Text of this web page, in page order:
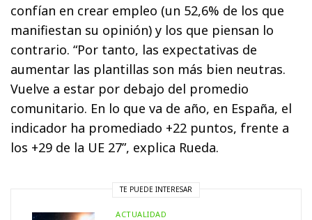
confían en crear empleo (un 52,6% de los que
manifiestan su opinión) y los que piensan lo
contrario. “Por tanto, las expectativas de
aumentar las plantillas son más bien neutras.
Vuelve a estar por debajo del promedio
comunitario. En lo que va de año, en España, el
indicador ha promediado +22 puntos, frente a
los +29 de la UE 27”, explica Rueda.
TE PUEDE INTERESAR
ACTUALIDAD